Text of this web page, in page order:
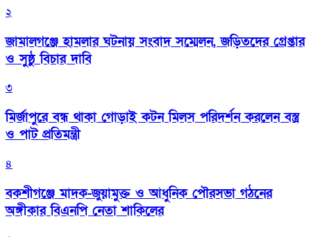
২
জামালগঞ্জে হামলার ঘটনায় সংবাদ সম্মেলন, জড়িতদের গ্রেপ্তার
ও সুষ্ঠু বিচার দাবি
৩
মির্জাপুরে বন্ধ থাকা গোড়াই কটন মিলস পরিদর্শন করলেন বস্ত্র
ও পাট প্রতিমন্ত্রী
৪
বকশীগঞ্জে মাদক-জুয়ামুক্ত ও আধুনিক পৌরসভা গঠনের
অঙ্গীকার বিএনপি নেতা শাকিলের